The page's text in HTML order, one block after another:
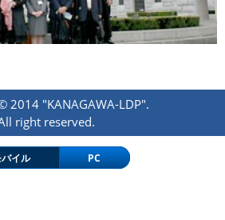
2014 "KANAGAWA-LDP".
right reserved.
イル PC